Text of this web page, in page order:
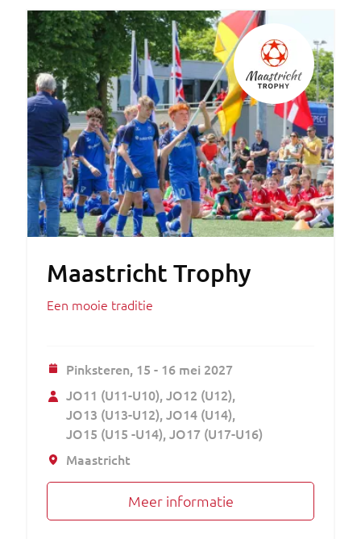
Maastricht Trophy
Een mooie traditie
Pinksteren, 15 - 16 mei 2027
JO11 (U11-U10) JO12 (U12)
JO13 (U13-U12) JO14 (U14)
JO15 (U15 -U14) JO17 (U17-U16)
Maastricht
Meer informatie